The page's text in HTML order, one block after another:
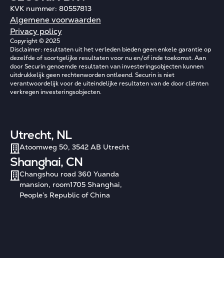
KVK nummer: 80557813
Algemene voorwaarden
Privacy policy
Copyright © 2025
Disclaimer: resultaten uit het verleden bieden geen enkele garantie op
dezelfde of soortgelijke resultaten voor nu en/of inde toekomst. Aan
door Securin genoemde resultaten van investeringsobjecten kunnen
uitdrukkelijk geen rechtenworden ontleend. Securin is niet
verantwoordelijk voor de uiteindelijke resultaten van de door cliënten
verkregen investeringsobjecten.
Utrecht, NL
Atoomweg 50, 3542 AB Utrecht
Shanghai, CN
Changshou road 360 Yuanda
mansion, room1705 Shanghai,
People’s Republic of China